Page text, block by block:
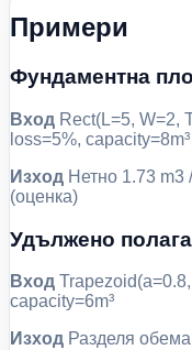
Примери
Фундаментна
Вход Rect(L=5, W=2,
loss=5%, capacity=8m³
Изход Нетно 1.73 m3
(оценка)
Удължено
Вход
capacity=6m³
Изход Разделя обема